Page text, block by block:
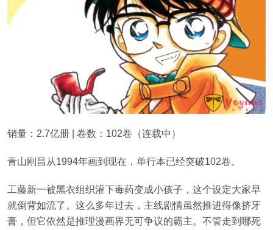
销量：2.7亿册 | 卷数：102卷（连载中）
青山刚昌从1994年画到现在，单行本已经突破102卷。
工藤新一被黑衣组织灌下毒药变成小孩子，这个设定大家早
就倒背如流了。这么多年过去，主线剧情虽然推进得像挤牙
膏，但它依然是推理漫画界无可争议的霸主。不管走到哪死